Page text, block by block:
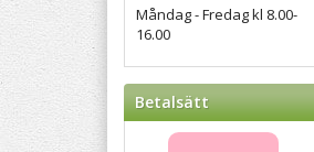
Måndag - Fredag kl 8.00-
16.00
Betalsätt